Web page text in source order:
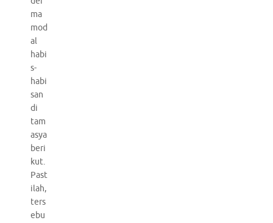
ma
mod
al
habi
s-
habi
san
di
tam
asya
beri
kut.
Past
ilah,
ters
ebu